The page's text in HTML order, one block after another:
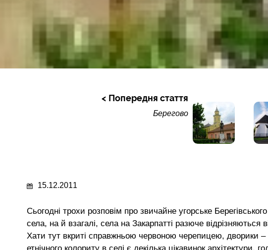
Попередня стаття
Берегово
15.12.2011
Сьогодні трохи розповім про звичайне угорське
села, на й взагалі, села на Закарпатті разюче відрізняються
Хати тут вкриті справжньою червоною черепицею, дворики –
етнічного колориту в селі є декілька цікавинок архітектури,